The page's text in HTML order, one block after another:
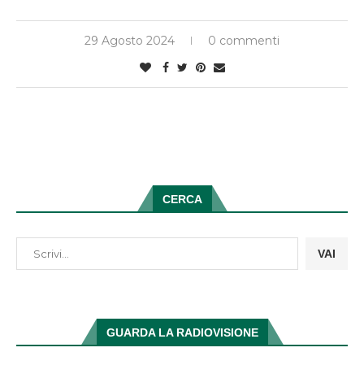
29 Agosto 2024 0 commenti
CERCA
VAI
GUARDA LA RADIOVISIONE